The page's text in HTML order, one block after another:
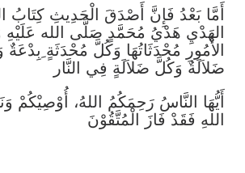
أَمَّا بَعْدُ فَإِنَّ أَصْدَقَ الْحَدِيثِ كِتَابُ
الهَدْيِ هَدْيُ مُحَمَّدٍ صَلَّى الله
الأُمُورِ مُحْدَثَاتُهَا وَكُلَّ مُحْدَثَةٍ
ضَلاَلَةٌ وَكُلَّ ضَلاَلَةٍ فِي النَّار
أَيُّهَا النَّاسُ رَحِمَكُمُ اللهُ، أُوْصِيْكُمْ
اللهِ فَقَدْ فَازَ الْمُتَّقُوْنَ